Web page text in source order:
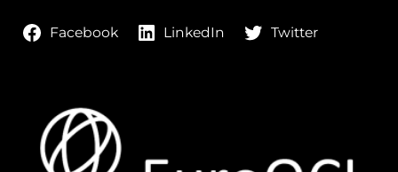
Facebook LinkedIn Twitter